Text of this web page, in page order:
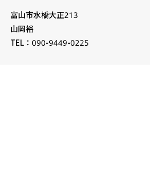
富山市水橋大正213
山岡裕
TEL：090-9449-0225